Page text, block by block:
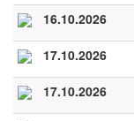
16.10.2026
17.10.2026
17.10.2026